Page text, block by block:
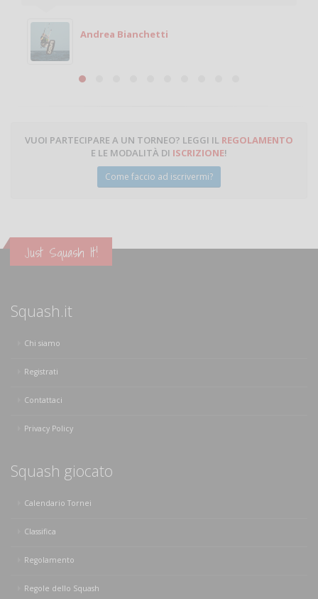
Andrea Bianchetti
VUOI PARTECIPARE A UN TORNEO? LEGGI IL REGOLAMENTO
E LE MODALITÀ DI ISCRIZIONE!
Come faccio ad iscrivermi?
Just Squash It!
Squash.it
Chi siamo
Registrati
Contattaci
Privacy Policy
Squash giocato
Calendario Tornei
Classifica
Regolamento
Regole dello Squash